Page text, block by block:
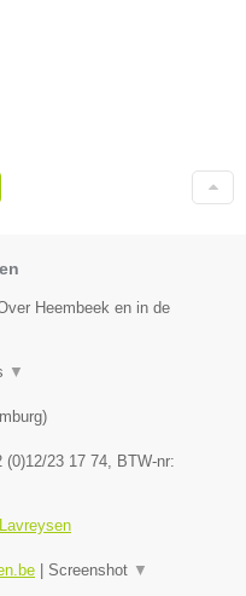
Heembeek en in de
▼
)
(0)12/23 17 74, BTW-nr:
Screenshot ▼